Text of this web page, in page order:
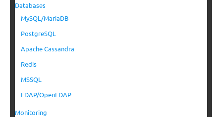
Databases
MySQL/MariaDB
PostgreSQL
Apache Cassandra
Redis
MSSQL
LDAP/OpenLDAP
Monitoring